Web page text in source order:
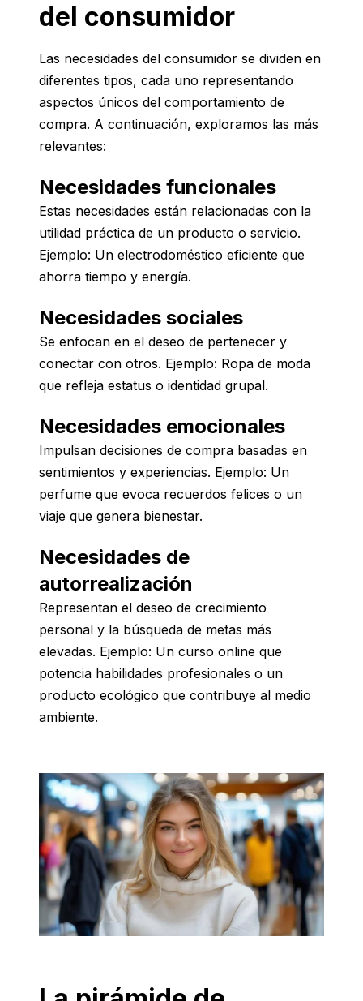
del consumidor
Las necesidades del consumidor se dividen en
diferentes tipos, cada uno representando
aspectos únicos del comportamiento de
compra. A continuación, exploramos las más
relevantes:
Necesidades funcionales
Estas necesidades están relacionadas con la
utilidad práctica de un producto o servicio.
Ejemplo: Un electrodoméstico eficiente que
ahorra tiempo y energía.
Necesidades sociales
Se enfocan en el deseo de pertenecer y
conectar con otros. Ejemplo: Ropa de moda
que refleja estatus o identidad grupal.
Necesidades emocionales
Impulsan decisiones de compra basadas en
sentimientos y experiencias. Ejemplo: Un
perfume que evoca recuerdos felices o un
viaje que genera bienestar.
Necesidades de
autorrealización
Representan el deseo de crecimiento
personal y la búsqueda de metas más
elevadas. Ejemplo: Un curso online que
potencia habilidades profesionales o un
producto ecológico que contribuye al medio
ambiente.